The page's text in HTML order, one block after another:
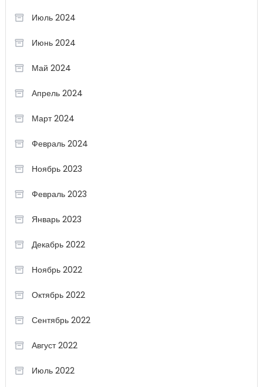
Июль 2024
Июнь 2024
Май 2024
Апрель 2024
Март 2024
Февраль 2024
Ноябрь 2023
Февраль 2023
Январь 2023
Декабрь 2022
Ноябрь 2022
Октябрь 2022
Сентябрь 2022
Август 2022
Июль 2022